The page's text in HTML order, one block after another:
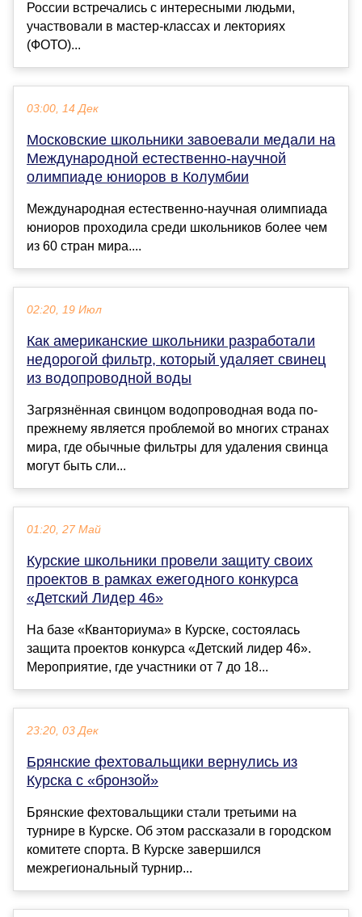
России встречались с интересными людьми,
участвовали в мастер-классах и лекториях
(ФОТО)...
03:00, 14 Дек
Московские школьники завоевали медали на
Международной естественно-научной
олимпиаде юниоров в Колумбии
Международная естественно-научная олимпиада
юниоров проходила среди школьников более чем
из 60 стран мира....
02:20, 19 Июл
Как американские школьники разработали
недорогой фильтр, который удаляет свинец
из водопроводной воды
Загрязнённая свинцом водопроводная вода по-
прежнему является проблемой во многих странах
мира, где обычные фильтры для удаления свинца
могут быть сли...
01:20, 27 Май
Курские школьники провели защиту своих
проектов в рамках ежегодного конкурса
«Детский Лидер 46»
На базе «Кванториума» в Курске, состоялась
защита проектов конкурса «Детский лидер 46».
Мероприятие, где участники от 7 до 18...
23:20, 03 Дек
Брянские фехтовальщики вернулись из
Курска с «бронзой»
Брянские фехтовальщики стали третьими на
турнире в Курске. Об этом рассказали в городском
комитете спорта. В Курске завершился
межрегиональный турнир...